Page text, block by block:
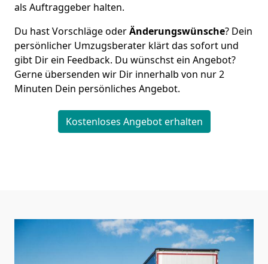
als Auftraggeber halten.
Du hast Vorschläge oderÄnderungswünsche? Dein
persönlicher Umzugsberater klärt das sofort und
gibt Dir ein Feedback. Du wünschst ein Angebot?
Gerne übersenden wir Dir innerhalb von nur2
Minuten Dein persönliches Angebot.
Kostenloses Angebot erhalten